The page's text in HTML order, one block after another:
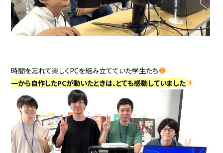
時間を忘れて楽しくPCを組み立てていた学生たち
一から自作したPCが動いたときは、とても感動していました